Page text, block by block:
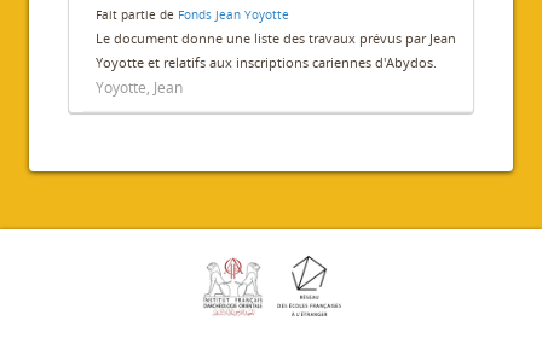
Fait partie de Fonds Jean Yoyotte
Le document donne une liste des travaux prévus par Jean
Yoyotte et relatifs aux inscriptions cariennes d'Abydos.
Yoyotte, Jean